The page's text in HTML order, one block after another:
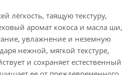
лёгкость, таящую текстуру,
аромат кокоса и масла ши,
увлажнение и неземную
нежной, мягкой текстуре,
и сохраняет естественный